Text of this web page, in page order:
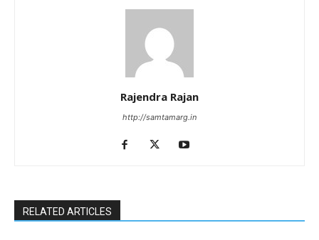
Rajendra Rajan
http://samtamarg.in
RELATED ARTICLES